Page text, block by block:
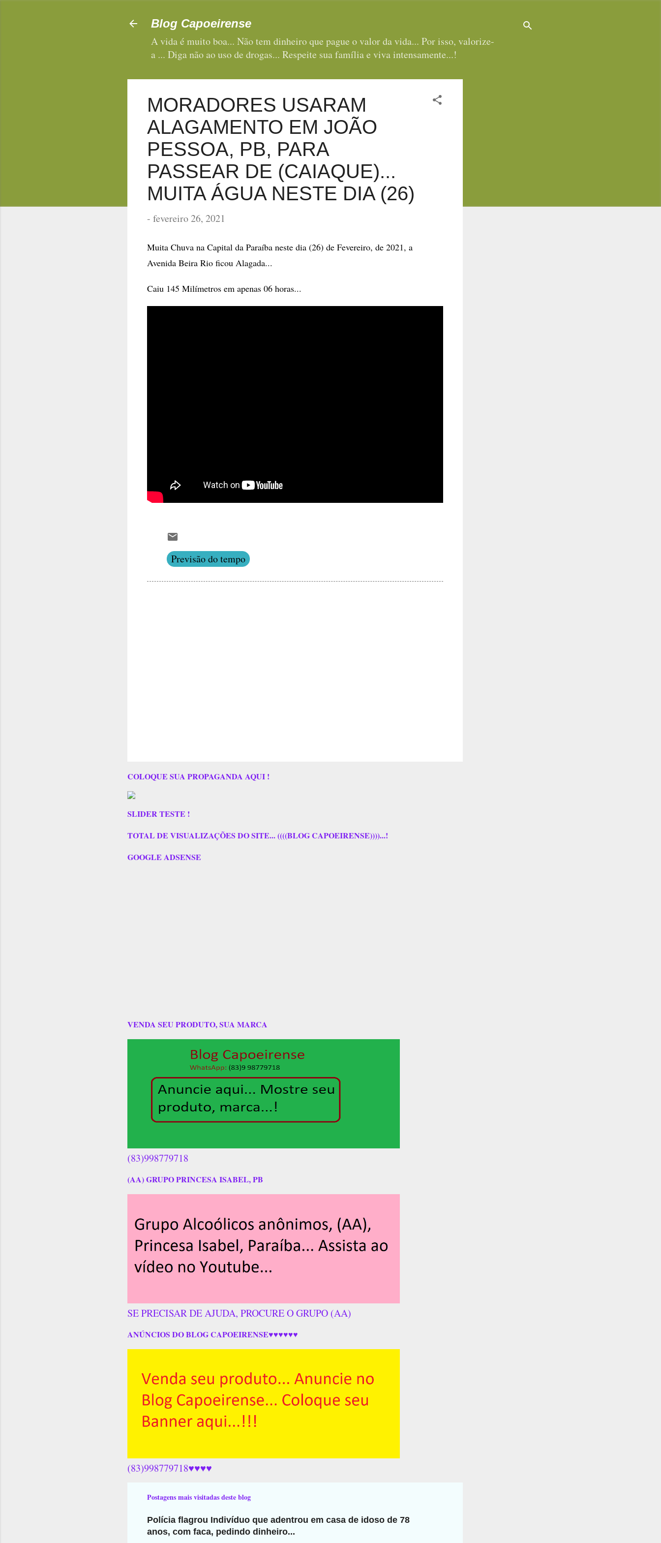
Blog Capoeirense
A vida é muito boa... Não tem dinheiro que pague o valor da vida... Por isso, valorize-
a ... Diga não ao uso de drogas... Respeite sua família e viva intensamente...!
MORADORES USARAM
ALAGAMENTO EM JOÃO
PESSOA, PB, PARA
PASSEAR DE (CAIAQUE)...
MUITA ÁGUA NESTE DIA (26)
- fevereiro 26, 2021
Muita Chuva na Capital da Paraíba neste dia (26) de Fevereiro, de 2021, a
Avenida Beira Rio ficou Alagada...
Caiu 145 Milímetros em apenas 06 horas...
Previsão do tempo
COLOQUE SUA PROPAGANDA AQUI !
SLIDER TESTE !
TOTAL DE VISUALIZAÇÕES DO SITE... ((((BLOG CAPOEIRENSE))))...!
GOOGLE ADSENSE
VENDA SEU PRODUTO, SUA MARCA
(83)998779718
(AA) GRUPO PRINCESA ISABEL, PB
SE PRECISAR DE AJUDA, PROCURE O GRUPO (AA)
ANÚNCIOS DO BLOG CAPOEIRENSE♥♥♥♥♥♥
(83)998779718♥♥♥♥
Postagens mais visitadas deste blog
Polícia flagrou Indivíduo que adentrou em casa de idoso de 78
anos, com faca, pedindo dinheiro...